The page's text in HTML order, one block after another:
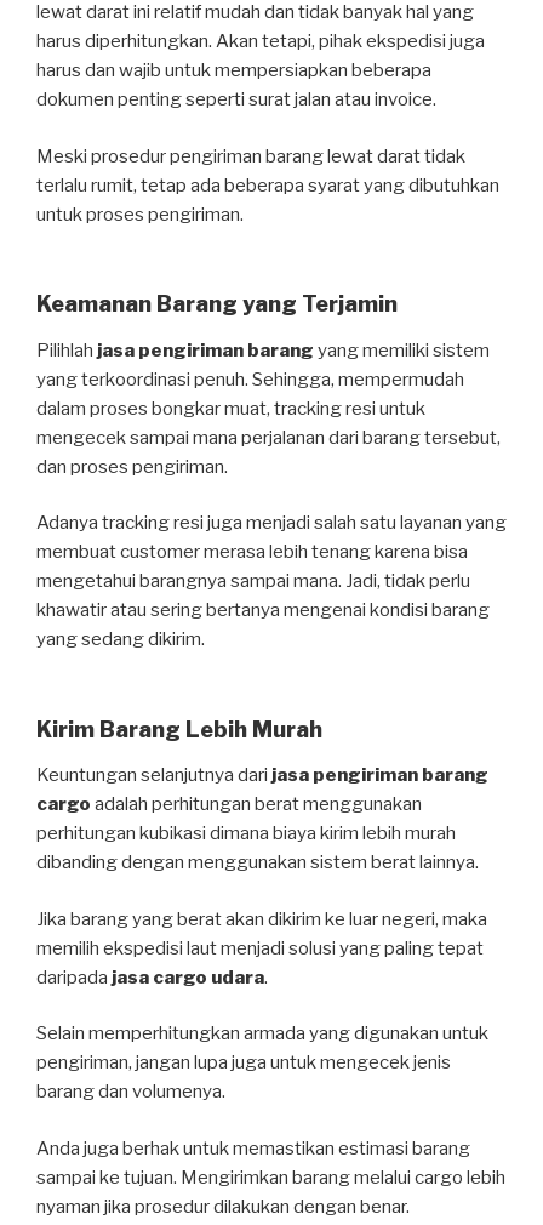
lewat darat ini relatif mudah dan tidak banyak hal yang
harus diperhitungkan. Akan tetapi, pihak ekspedisi juga
harus dan wajib untuk mempersiapkan beberapa
dokumen penting seperti surat jalan atau invoice.
Meski prosedur pengiriman barang lewat darat tidak
terlalu rumit, tetap ada beberapa syarat yang dibutuhkan
untuk proses pengiriman.
Keamanan Barang yang Terjamin
Pilihlah jasa pengiriman barang yang memiliki sistem
yang terkoordinasi penuh. Sehingga, mempermudah
dalam proses bongkar muat, tracking resi untuk
mengecek sampai mana perjalanan dari barang tersebut,
dan proses pengiriman.
Adanya tracking resi juga menjadi salah satu layanan yang
membuat customer merasa lebih tenang karena bisa
mengetahui barangnya sampai mana. Jadi, tidak perlu
khawatir atau sering bertanya mengenai kondisi barang
yang sedang dikirim.
Kirim Barang Lebih Murah
Keuntungan selanjutnya dari jasa pengiriman barang
cargo adalah perhitungan berat menggunakan
perhitungan kubikasi dimana biaya kirim lebih murah
dibanding dengan menggunakan sistem berat lainnya.
Jika barang yang berat akan dikirim ke luar negeri, maka
memilih ekspedisi laut menjadi solusi yang paling tepat
daripada jasa cargo udara.
Selain memperhitungkan armada yang digunakan untuk
pengiriman, jangan lupa juga untuk mengecek jenis
barang dan volumenya.
Anda juga berhak untuk memastikan estimasi barang
sampai ke tujuan. Mengirimkan barang melalui cargo lebih
nyaman jika prosedur dilakukan dengan benar.